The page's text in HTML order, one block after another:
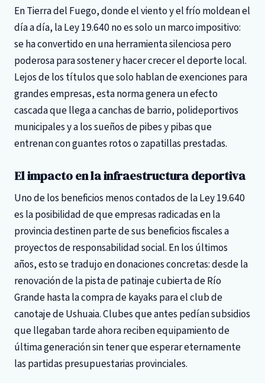
En Tierra del Fuego, donde el viento y el frío moldean el
día a día, la Ley 19.640 no es solo un marco impositivo:
se ha convertido en una herramienta silenciosa pero
poderosa para sostener y hacer crecer el deporte local.
Lejos de los títulos que solo hablan de exenciones para
grandes empresas, esta norma genera un efecto
cascada que llega a canchas de barrio, polideportivos
municipales y a los sueños de pibes y pibas que
entrenan con guantes rotos o zapatillas prestadas.
El impacto en la infraestructura deportiva
Uno de los beneficios menos contados de la Ley 19.640
es la posibilidad de que empresas radicadas en la
provincia destinen parte de sus beneficios fiscales a
proyectos de responsabilidad social. En los últimos
años, esto se tradujo en donaciones concretas: desde la
renovación de la pista de patinaje cubierta de Río
Grande hasta la compra de kayaks para el club de
canotaje de Ushuaia. Clubes que antes pedían subsidios
que llegaban tarde ahora reciben equipamiento de
última generación sin tener que esperar eternamente
las partidas presupuestarias provinciales.